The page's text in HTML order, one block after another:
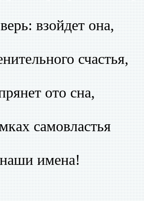
взойдет она,
счастья,
ото сна,
самовластья
имена!